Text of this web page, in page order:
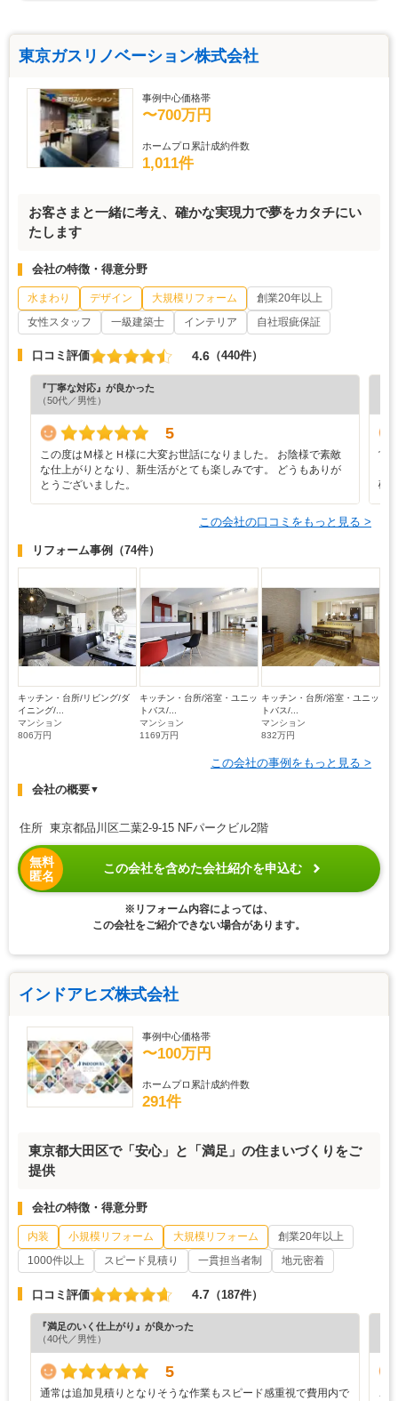
東京ガスリノベーション株式会社
事例中心価格帯
〜700万円
ホームプロ累計成約件数
1,011件
お客さまと一緒に考え、確かな実現力で夢をカタチにい
たします
会社の特徴・得意分野
水まわり デザイン 大規模リフォーム
創業20年以上
女性スタッフ
一級建築士 インテリア 自社瑕疵保証
口コミ評価 4.6 （440件）
『丁寧な対応』が良かった
（50代／男性）
5
この度はＭ様とＨ様に大変お世話になりました。 お陰様で素敵
な仕上がりとなり、新生活がとても楽しみです。 どうもありが
とうございました。
営
確
この会社の口コミをもっと見る >
リフォーム事例 （74件）
キッチン・台所/リビング/ダ
イニング/...
マンション
806万円
キッチン・台所/浴室・ユニッ
トバス/...
マンション
1169万円
キッチン・台所/浴室・ユニッ
トバス/...
マンション
832万円
この会社の事例をもっと見る >
会社の概要▼
住所 東京都品川区二葉2-9-15 NFパークビル2階
無料
匿名
この会社を含めた会社紹介を申込む
※リフォーム内容によっては、
この会社をご紹介できない場合があります。
インドアヒズ株式会社
事例中心価格帯
〜100万円
ホームプロ累計成約件数
291件
東京都大田区で「安心」と「満足」の住まいづくりをご
提供
会社の特徴・得意分野
内装 小規模リフォーム 大規模リフォーム
創業20年以上
1000件以上
スピード見積り 一貫担当者制 地元密着
口コミ評価 4.7 （187件）
『満足のいく仕上がり』が良かった
（40代／男性）
5
通常は追加見積りとなりそうな作業もスピード感重視で費用内で
こ